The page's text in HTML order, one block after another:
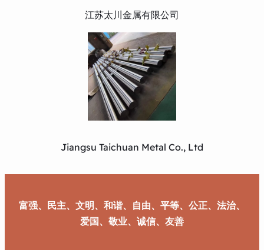
江苏太川金属有限公司
Jiangsu Taichuan Metal Co., Ltd
富强、民主、文明、和谐、自由、平等、公正、法治、
爱国、敬业、诚信、友善